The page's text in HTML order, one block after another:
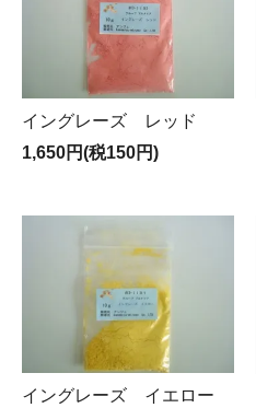
イングレーズ レッド
1,650円(税150円)
イングレーズ イエロー